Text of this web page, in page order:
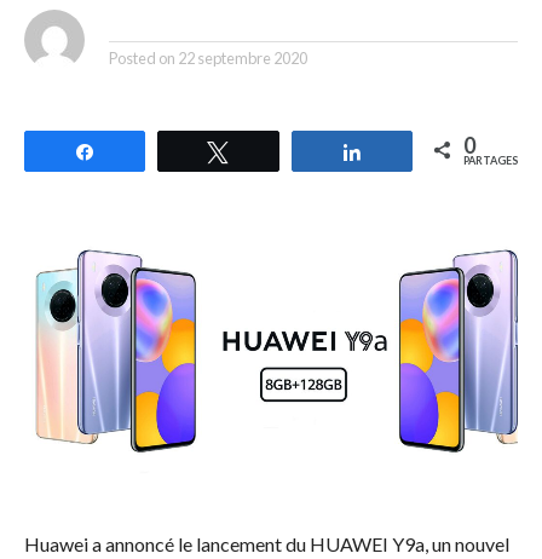
Posted on 22 septembre 2020
Partagez 0
PARTAGES
Huawei a annoncé le lancement du HUAWEI Y9a, un nouvel